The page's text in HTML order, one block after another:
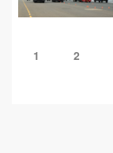
1 2